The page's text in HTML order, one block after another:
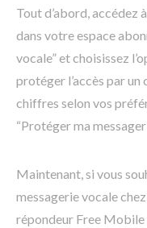
Tout d’abord,
dans votre espace
vocale” et choisissez
protéger l’accès par un
chiffres selon vos
“Protéger ma
Maintenant, si vous
messagerie vocale
répondeur Free Mobile